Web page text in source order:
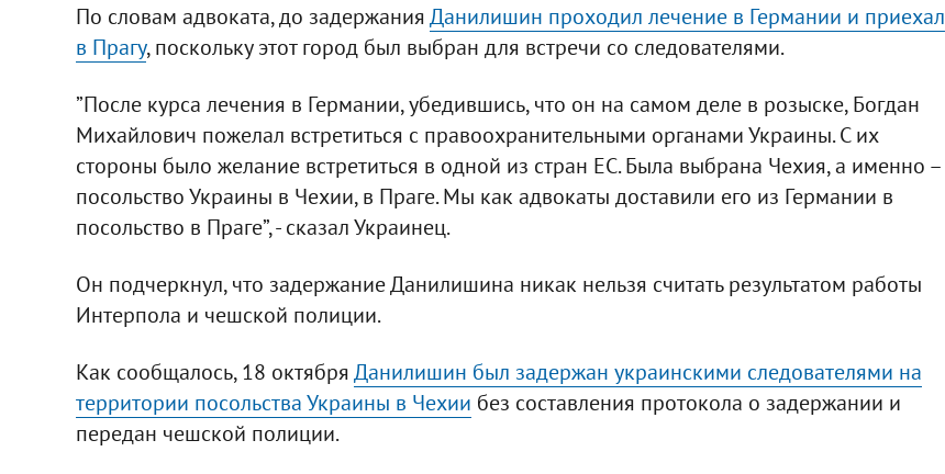
По словам адвоката, до задержанияДанилишин проходил лечение в Германии и приехал
в Прагу, поскольку этот город был выбран для встречи со следователями.
”После курса лечения в Германии, убедившись, что он на самом деле в розыске, Богдан
Михайлович пожелал встретиться с правоохранительными органами Украины. С их
стороны было желание встретиться в одной из стран ЕС. Была выбрана Чехия, а именно –
посольство Украины в Чехии, в Праге. Мы как адвокаты доставили его из Германии в
посольство в Праге”, - сказал Украинец.
Он подчеркнул, что задержание Данилишина никак нельзя считать результатом работы
Интерпола и чешской полиции.
Как сообщалось, 18 октябряДанилишин был задержан украинскими следователями на
территории посольства Украины в Чехии без составления протокола о задержании и
передан чешской полиции.